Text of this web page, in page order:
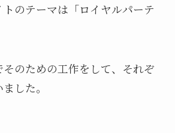
のテーマは「ロイヤルパーテ
のための工作をして、それぞ
した。